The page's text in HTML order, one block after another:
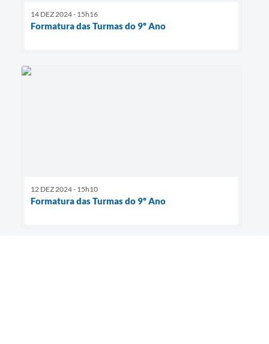
14 DEZ 2024 - 15h16
Formatura das Turmas do 9º Ano
12 DEZ 2024 - 15h10
Formatura das Turmas do 9º Ano